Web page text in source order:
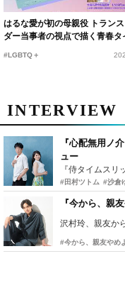
はるな愛が初の母親役 トラン
ダー当事者の視点で描く青春タ
#LGBTQ＋
INTERVIEW
『心配無用ノ
ュー
#田村ツトム #沙倉
『今から、親
沢村玲、親友か
#今から、親友やめ